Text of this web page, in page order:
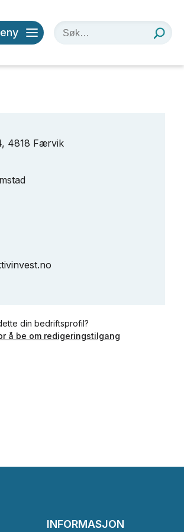
4818 Færvik
din bedriftsprofil?
å be om redigeringstilgang
INFORMASJON